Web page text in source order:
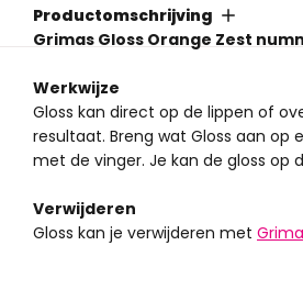
Productomschrijving
Grimas Gloss Orange Zest
Werkwijze
Gloss kan direct op de lippen of
resultaat. Breng wat Gloss aan op
met de vinger. Je kan de gloss op
Verwijderen
Gloss kan je verwijderen met